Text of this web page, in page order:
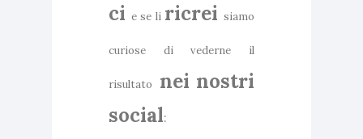
ci e se li ricreisiamo
curiose di vederne il
risultato
nei nostri
social: